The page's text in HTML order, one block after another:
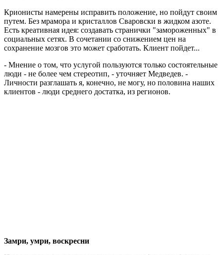
Крионисты намерены исправить положение, но пойдут своим
путем. Без мрамора и кристаллов Сваровски в жидком азоте.
Есть креативная идея: создавать странички "замороженных" в
социальных сетях. В сочетании со снижением цен на
сохранение мозгов это может сработать. Клиент пойдет...
- Мнение о том, что услугой пользуются только состоятельные
люди - не более чем стереотип, - уточняет Медведев. -
Личности разглашать я, конечно, не могу, но половина наших
клиентов - люди среднего достатка, из регионов.
Замри, умри, воскресни